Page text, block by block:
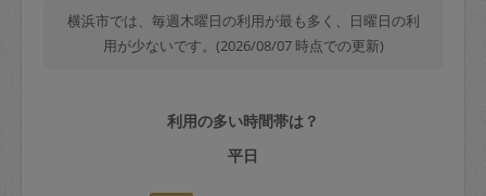
金額の100%＋交通費全額
定期契約をキャンセルする場合、毎週定
期は月2回まで隔週定期は月1回までキャ
横浜市では、毎週木曜日の利用が最も多く、日曜日の利
用が少ないです。(2026/08/07 時点での更新)
利用の多い時間帯は？
平日